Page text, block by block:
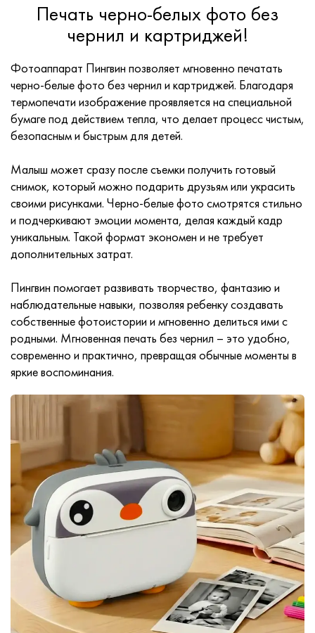
Печать черно-белых фото без
чернил и картриджей!
Фотоаппарат Пингвин позволяет мгновенно печатать
черно-белые фото без чернил и картриджей. Благодаря
термопечати изображение проявляется на специальной
бумаге под действием тепла, что делает процесс чистым,
безопасным и быстрым для детей.
Малыш может сразу после съемки получить готовый
снимок, который можно подарить друзьям или украсить
своими рисунками. Черно-белые фото смотрятся стильно
и подчеркивают эмоции момента, делая каждый кадр
уникальным. Такой формат экономен и не требует
дополнительных затрат.
Пингвин помогает развивать творчество, фантазию и
наблюдательные навыки, позволяя ребенку создавать
собственные фотоистории и мгновенно делиться ими с
родными. Мгновенная печать без чернил – это удобно,
современно и практично, превращая обычные моменты в
яркие воспоминания.